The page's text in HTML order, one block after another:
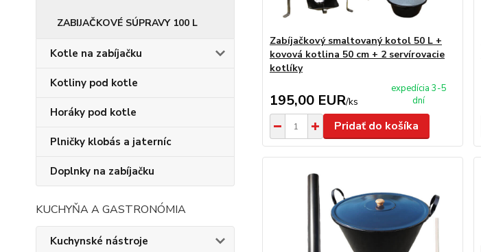
ZABIJAČKOVÉ SÚPRAVY 100 L
Kotle na zabíjačku
Kotliny pod kotle
Horáky pod kotle
Plničky klobás a jaterníc
Doplnky na zabíjačku
KUCHYŇA A GASTRONÓMIA
Kuchynské nástroje
Zabíjačkový smaltovaný kotol 50 L +
kovová kotlina 50 cm + 2 servírovacie
kotlíky
195,00 EUR/ks
expedícia 3-5
dní
Pridať do košíka